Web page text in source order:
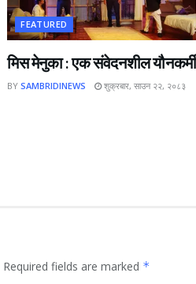
FEATURED
मिस मेनुका : एक संवेदनशील यौनकर्मी
BY SAMBRIDINEWS शुक्रबार, साउन २२, २०८३
Required fields are marked *